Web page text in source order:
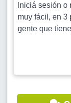
Iniciá sesión
muy fácil, en 3
gente que